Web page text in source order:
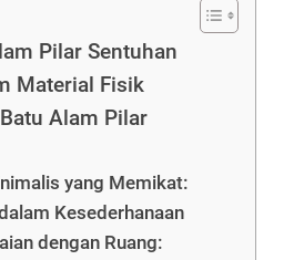
Pilar Sentuhan
Material Fisik
Alam Pilar
yang Memikat:
Kesederhanaan
dengan Ruang: